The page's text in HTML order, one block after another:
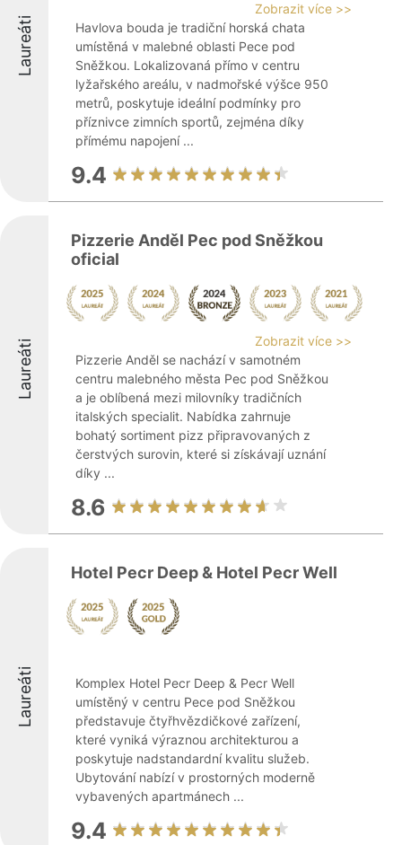
Laureáti
Zobrazit více >>
Havlova bouda je tradiční horská chata
umístěná v malebné oblasti Pece pod
Sněžkou. Lokalizovaná přímo v centru
lyžařského areálu, v nadmořské výšce 950
metrů, poskytuje ideální podmínky pro
příznivce zimních sportů, zejména díky
přímému napojení ...
9.4
Laureáti
Pizzerie Anděl Pec pod Sněžkou
oficial
Zobrazit více >>
Pizzerie Anděl se nachází v samotném
centru malebného města Pec pod Sněžkou
a je oblíbená mezi milovníky tradičních
italských specialit. Nabídka zahrnuje
bohatý sortiment pizz připravovaných z
čerstvých surovin, které si získávají uznání
díky ...
8.6
Laureáti
Hotel Pecr Deep & Hotel Pecr Well
Komplex Hotel Pecr Deep & Pecr Well
umístěný v centru Pece pod Sněžkou
představuje čtyřhvězdičkové zařízení,
které vyniká výraznou architekturou a
poskytuje nadstandardní kvalitu služeb.
Ubytování nabízí v prostorných moderně
vybavených apartmánech ...
9.4